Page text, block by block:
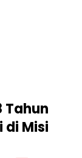
Tahun
di Misi